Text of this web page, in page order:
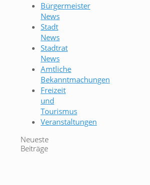
Bürgermeister
News
Stadt
News
Stadtrat
News
Amtliche
Bekanntmachungen
Freizeit
und
Tourismus
Veranstaltungen
Neueste
Beiträge